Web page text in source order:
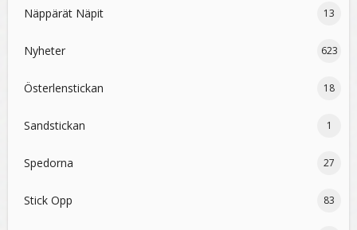
Näppärät Näpit 13
Nyheter 623
Österlenstickan 18
Sandstickan 1
Spedorna 27
Stick Opp 83